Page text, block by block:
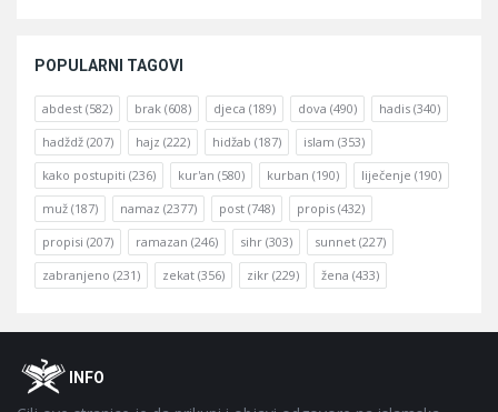
POPULARNI TAGOVI
abdest (582) brak (608) djeca (189) dova (490) hadis (340)
hadždž (207) hajz (222) hidžab (187) islam (353)
kako postupiti (236) kur'an (580) kurban (190) liječenje (190)
muž (187) namaz (2377) post (748) propis (432)
propisi (207) ramazan (246) sihr (303) sunnet (227)
zabranjeno (231) zekat (356) zikr (229) žena (433)
FooterOINFO